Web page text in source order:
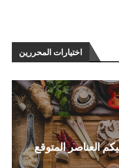
اختيارات المحررين
العناصر المتوقع